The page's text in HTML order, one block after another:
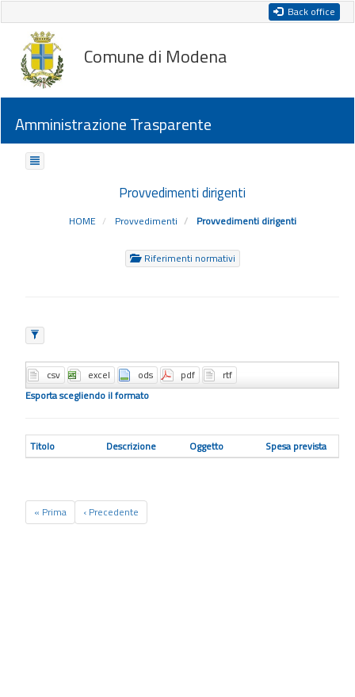
Back office
Comune di Modena
Amministrazione Trasparente
Provvedimenti dirigenti
HOME Provvedimenti Provvedimenti dirigenti
Riferimenti normativi
Esporta scegliendo il formato
Titolo Descrizione Oggetto Spesa prevista
« Prima ‹ Precedente